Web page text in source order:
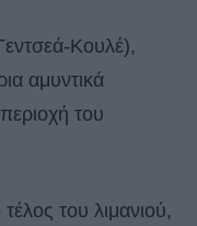
Κουλέ),
αμυντικά
του
του λιμανιού,